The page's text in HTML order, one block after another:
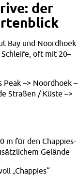
der
Bay und Noordhoek
oft mit 20–
Peak –> Noordhoek –
Straßen / Küste –>
m für den Chappies-
Gelände
„Chappies“